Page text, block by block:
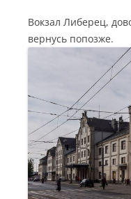
Вокзал Либерец,
вернусь попозже.